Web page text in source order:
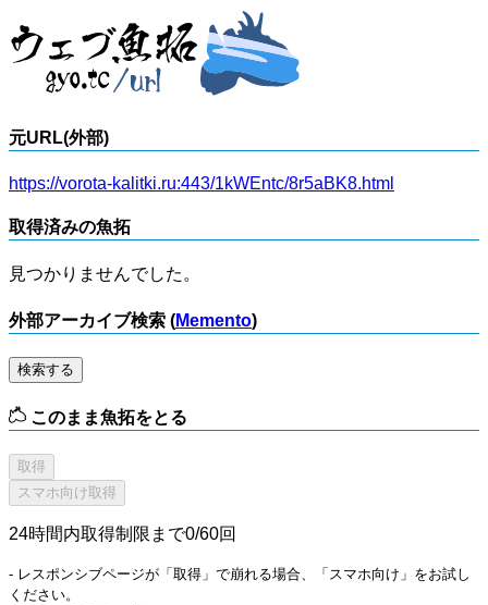
元URL(外部)
https://vorota-kalitki.ru:443/1kWEntc/8r5aBK8.html
取得済みの魚拓
見つかりませんでした。
外部アーカイブ検索 (Memento)
検索する
このまま魚拓をとる
24時間内取得制限まで0/60回
- レスポンシブページが「取得」で崩れる場合、「スマホ向け」をお試し
ください。